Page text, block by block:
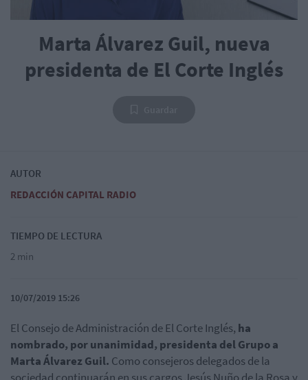
Marta Álvarez Guil, nueva
presidenta de El Corte Inglés
AUTOR
REDACCIÓN CAPITAL RADIO
TIEMPO DE LECTURA
2 min
10/07/2019 15:26
El Consejo de Administración de El Corte Inglés, ha
nombrado, por unanimidad, presidenta del Grupo a
Marta Álvarez Guil. Como consejeros delegados de la